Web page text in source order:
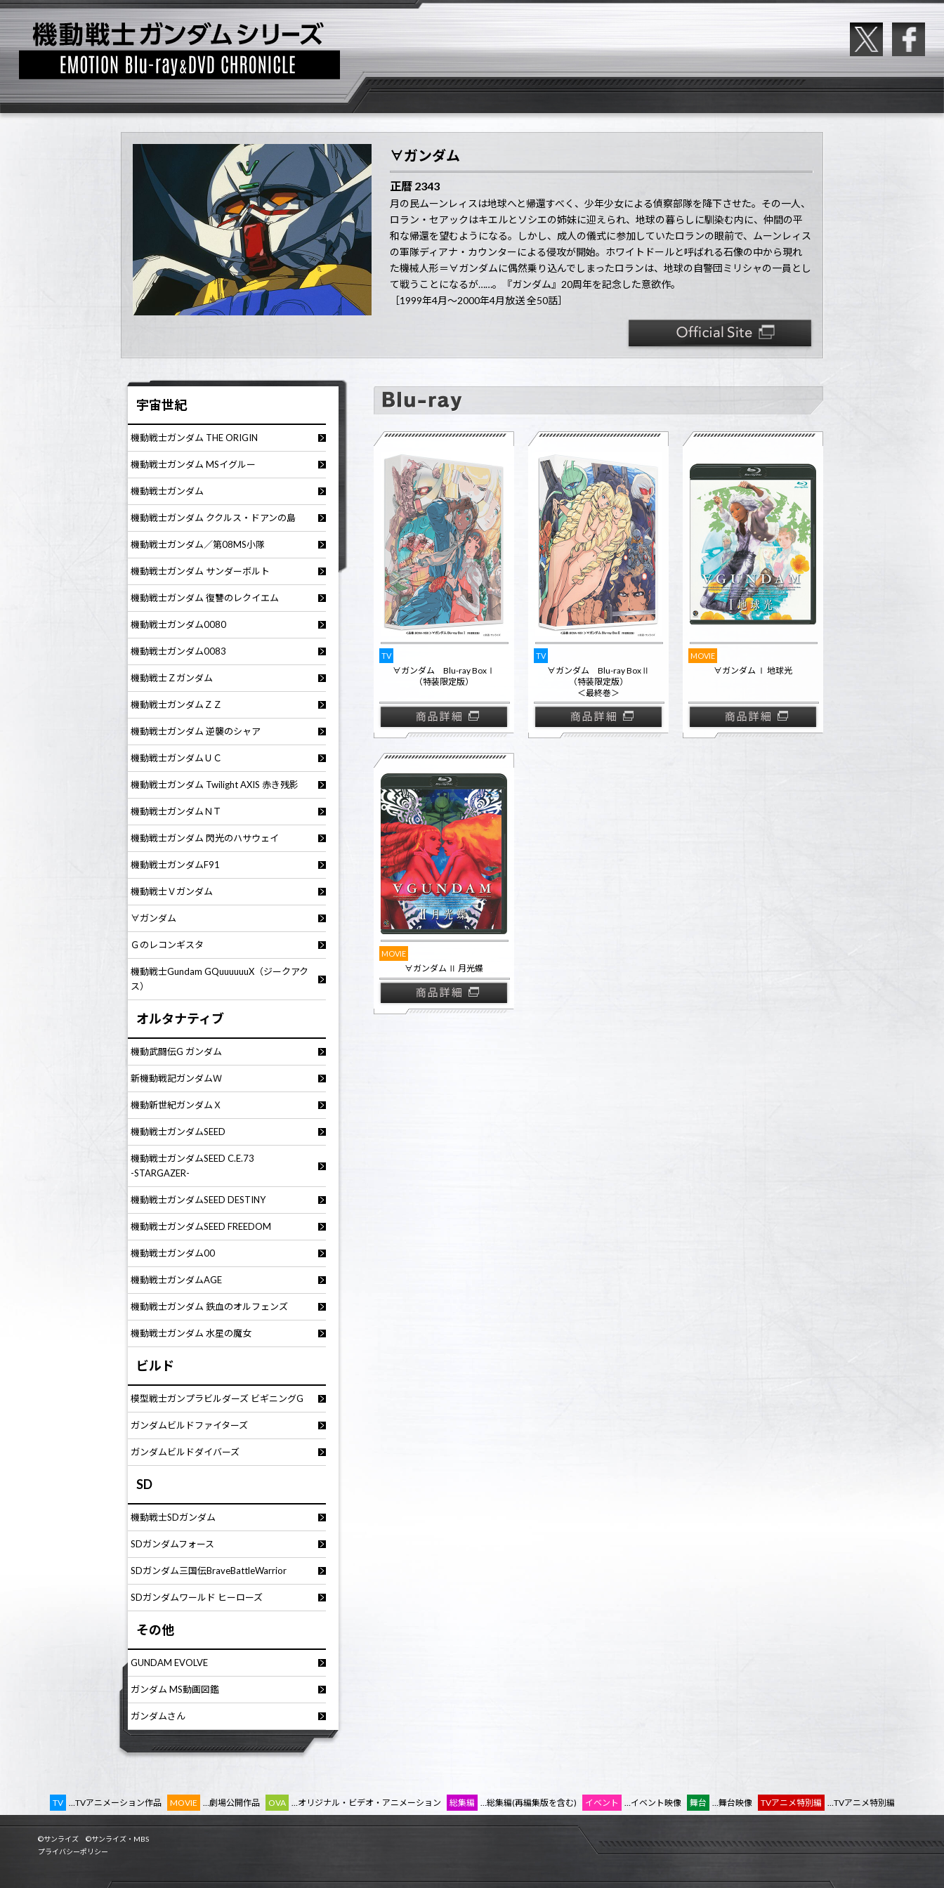
∀ガンダム
正暦 2343
月の民ムーンレィスは地球へと帰還すべく、少年少女による偵察部隊を降下させた。その一人、
ロラン・セアックはキエルとソシエの姉妹に迎えられ、地球の暮らしに馴染む内に、仲間の平
和な帰還を望むようになる。しかし、成人の儀式に参加していたロランの眼前で、ムーンレィス
の軍隊ディアナ・カウンターによる侵攻が開始。ホワイトドールと呼ばれる石像の中から現れ
た機械人形＝∀ガンダムに偶然乗り込んでしまったロランは、地球の自警団ミリシャの一員とし
て戦うことになるが……。『ガンダム』20周年を記念した意欲作。
［1999年4月〜2000年4月放送 全50話］
宇宙世紀
機動戦士ガンダム THE ORIGIN
機動戦士ガンダム MSイグルー
機動戦士ガンダム
機動戦士ガンダム ククルス・ドアンの島
機動戦士ガンダム／第08MS小隊
機動戦士ガンダム サンダーボルト
機動戦士ガンダム 復讐のレクイエム
機動戦士ガンダム0080
機動戦士ガンダム0083
機動戦士Ｚガンダム
機動戦士ガンダムＺＺ
機動戦士ガンダム 逆襲のシャア
機動戦士ガンダムＵＣ
機動戦士ガンダム Twilight AXIS 赤き残影
機動戦士ガンダムＮＴ
機動戦士ガンダム 閃光のハサウェイ
機動戦士ガンダムF91
機動戦士Ｖガンダム
∀ガンダム
Ｇのレコンギスタ
機動戦士Gundam GQuuuuuuX（ジークアク
ス）
オルタナティブ
機動武闘伝G ガンダム
新機動戦記ガンダムＷ
機動新世紀ガンダムＸ
機動戦士ガンダムSEED
機動戦士ガンダムSEED C.E.73
-STARGAZER-
機動戦士ガンダムSEED DESTINY
機動戦士ガンダムSEED FREEDOM
機動戦士ガンダム00
機動戦士ガンダムAGE
機動戦士ガンダム 鉄血のオルフェンズ
機動戦士ガンダム 水星の魔女
ビルド
模型戦士ガンプラビルダーズ ビギニングG
ガンダムビルドファイターズ
ガンダムビルドダイバーズ
SD
機動戦士SDガンダム
SDガンダムフォース
SDガンダム三国伝BraveBattleWarrior
SDガンダムワールド ヒーローズ
その他
GUNDAM EVOLVE
ガンダム MS動画図鑑
ガンダムさん
TV
∀ガンダム Blu-ray BoxⅠ
（特装限定版）
TV
∀ガンダム Blu-ray BoxⅡ
（特装限定版）
＜最終巻＞
MOVIE
∀ガンダム Ⅰ 地球光
MOVIE
∀ガンダム Ⅱ 月光蝶
TV …TVアニメーション作品 MOVIE …劇場公開作品 OVA …オリジナル・ビデオ・アニメーション 総集編 …総集編(再編集版を含む) イベント …イベント映像 舞台 …舞台映像 TVアニメ特別編 …TVアニメ特別編
©サンライズ ©サンライズ・MBS
プライバシーポリシー